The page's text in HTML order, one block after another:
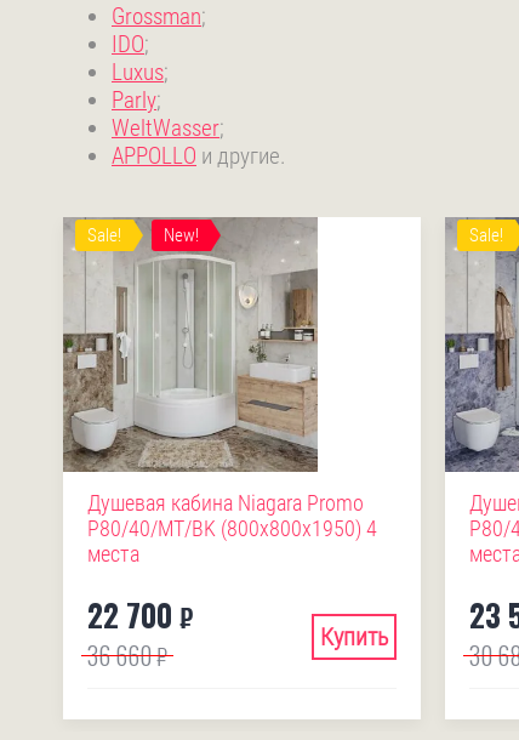
Grossman;
IDO;
Luxus;
Parly;
WeltWasser;
APPOLLO и другие.
Sale! New!
Душевая кабина Niagara Promo
P80/40/MT/BK (800х800х1950) 4
места
22 700 ₽
36 660₽
Купить
Sale!
P80/
23
30